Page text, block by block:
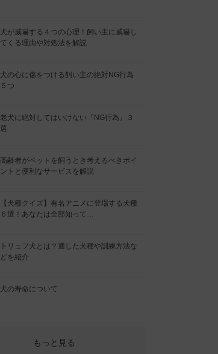
犬が威嚇する４つの心理！飼い主に威嚇し
てくる理由や対処法を解説
犬の心に傷をつける飼い主の絶対NG行為
５つ
老犬に絶対してはいけない『NG行為』３
選
高齢者がペットを飼うとき考えるべきポイ
ントと便利なサービスを解説
【犬種クイズ】有名アニメに登場する犬種
６選！あなたは全部知って…
トリュフ犬とは？適した犬種や訓練方法な
どを紹介
犬の寿命について
もっと見る